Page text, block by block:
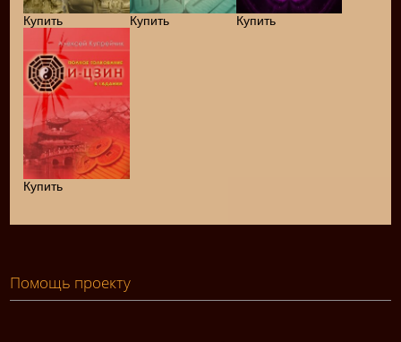
Купить Купить Купить
Купить
Помощь проекту